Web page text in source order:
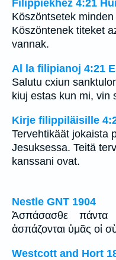
Filippiekhez 4:21
Köszöntsetek
Köszöntenek titeket
vannak.
Al la filipianoj 4:21
Salutu cxiun
kiuj estas kun mi, vin
Kirje filippiläisille
Tervehtikäät jokaista
Jesuksessa. Teitä
kanssani ovat.
Nestle GNT 1904
Ἀσπάσασθε πάντα
ἀσπάζονται ὑμᾶς οἱ
Westcott and Hort